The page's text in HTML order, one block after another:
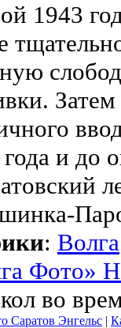
1943
Затем
и до
: Волга
Фото»
во
Саратов Энгельс |